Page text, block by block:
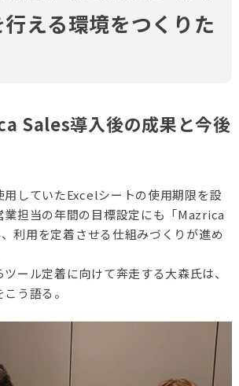
える環境をつくりた
Sales導入後の成果と今後
していたExcelシートの使用期限を設
業担当の年間の目標設定にも「Mazrica
利用を定着させる仕組みづくりが進め
ール定着に向けて奔走する大森氏は、
う語る。